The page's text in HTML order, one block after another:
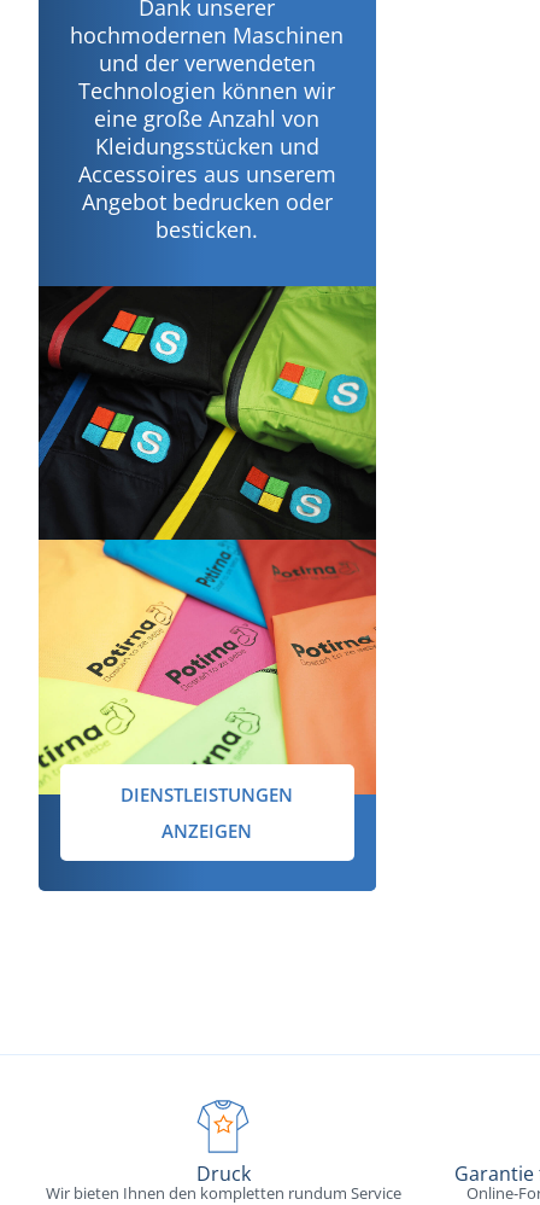
Dank unserer
hochmodernen Maschinen
und der verwendeten
Technologien können wir
eine große Anzahl von
Kleidungsstücken und
Accessoires aus unserem
Angebot bedrucken oder
besticken.
DIENSTLEISTUNGEN
ANZEIGEN
Druck
Wir bieten Ihnen den kompletten rundum Service
Garantie
Online-